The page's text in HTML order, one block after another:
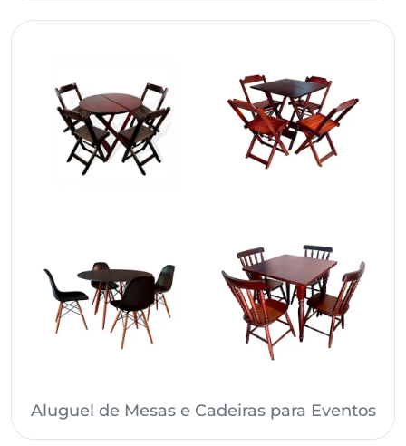
Aluguel de Mesas e Cadeiras para Eventos